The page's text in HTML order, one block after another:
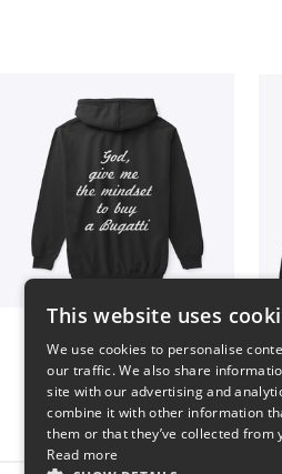
$51
This website uses
We use cookies to personalise
our traffic. We also share
site with our advertising and
combine it with other information
them or that they’ve collected from
Read more